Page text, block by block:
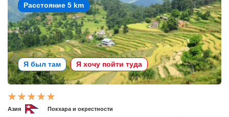
Расстояние 5 km
Я был там Я хочу пойти туда
Азия Покхара и окрестности